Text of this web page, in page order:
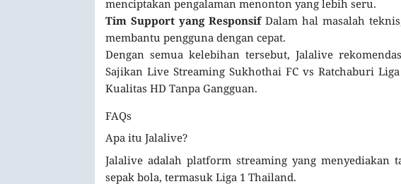
menciptakan pengalaman menonton yang lebih seru.
Tim Support yang ResponsifDalam hal masalah
membantu pengguna dengan cepat.
Dengan semua kelebihan tersebut, Jalalive
Sajikan Live Streaming Sukhothai FC vs Ratchaburi
Kualitas HD Tanpa Gangguan.
FAQs
Apa itu Jalalive?
Jalalive adalah platform streaming yang menyediakan
sepak bola, termasuk Liga 1 Thailand.